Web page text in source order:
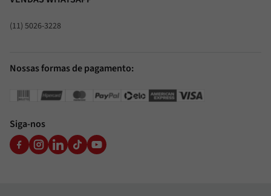
(11) 5026-3228
Nossas formas de pagamento:
Siga-nos